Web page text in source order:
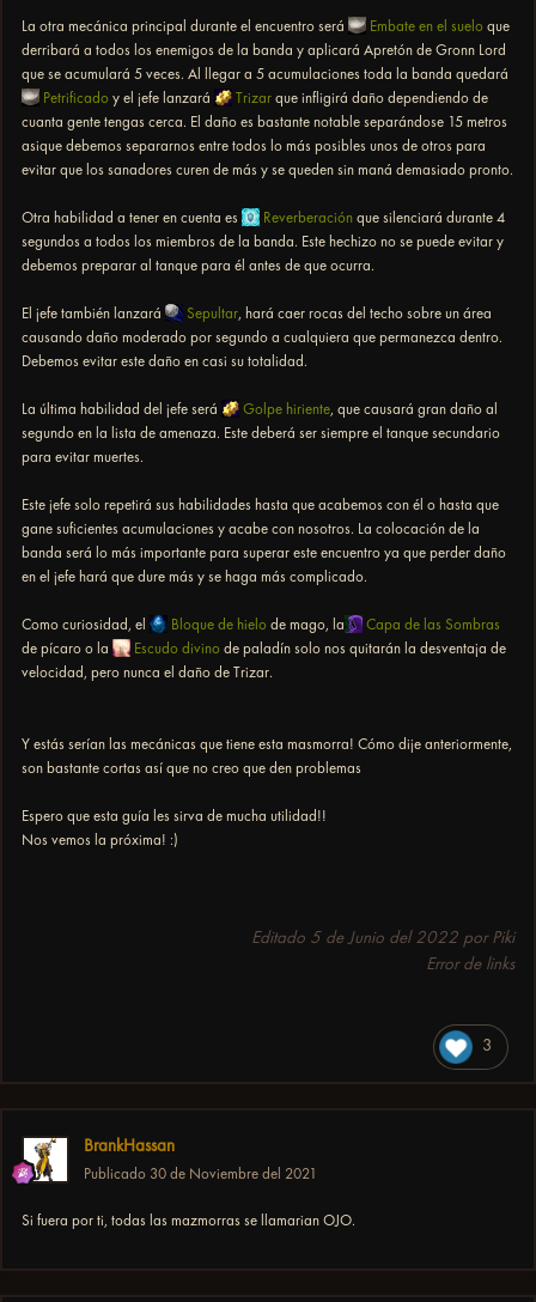
La otra mecánica principal durante el encuentro será Embate en el suelo que
derribará a todos los enemigos de la banda y aplicará Apretón de Gronn Lord
que se acumulará 5 veces. Al llegar a 5 acumulaciones toda la banda quedará
Petrificado y el jefe lanzará Trizar que infligirá daño dependiendo de
cuanta gente tengas cerca. El daño es bastante notable separándose 15 metros
asique debemos separarnos entre todos lo más posibles unos de otros para
evitar que los sanadores curen de más y se queden sin maná demasiado pronto.
Otra habilidad a tener en cuenta es Reverberación que silenciará durante 4
segundos a todos los miembros de la banda. Este hechizo no se puede evitar y
debemos preparar al tanque para él antes de que ocurra.
El jefe también lanzará Sepultar, hará caer rocas del techo sobre un área
causando daño moderado por segundo a cualquiera que permanezca dentro.
Debemos evitar este daño en casi su totalidad.
La última habilidad del jefe será Golpe hiriente, que causará gran daño al
segundo en la lista de amenaza. Este deberá ser siempre el tanque secundario
para evitar muertes.
Este jefe solo repetirá sus habilidades hasta que acabemos con él o hasta que
gane suficientes acumulaciones y acabe con nosotros. La colocación de la
banda será lo más importante para superar este encuentro ya que perder daño
en el jefe hará que dure más y se haga más complicado.
Como curiosidad, el Bloque de hielo de mago, la
Capa de las Sombras
de pícaro o la
Escudo divino de paladín solo nos quitarán la desventaja de
velocidad, pero nunca el daño de Trizar.
Y estás serían las mecánicas que tiene esta masmorra! Cómo dije anteriormente,
son bastante cortas así que no creo que den problemas
Espero que esta guía les sirva de mucha utilidad!!
Nos vemos la próxima! :)
Editado 5 de Junio del 2022 por Piki
Error de links
3
BrankHassan
Publicado 30 de Noviembre del 2021
Si fuera por ti, todas las mazmorras se llamarian OJO.